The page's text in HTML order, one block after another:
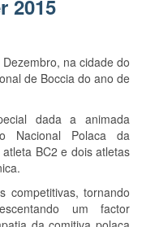
2015
na cidade do
de Boccia do ano de
dada a animada
Nacional Polaca da
BC2 e dois atletas
competitivas, tornando
um factor